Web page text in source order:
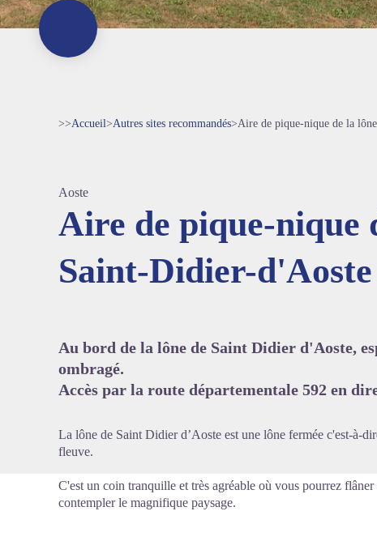
Voir
>>Accueil>Autres sites recommandés>Aire de pique-nique de la
Aoste
Aire de pique-nique
Saint-Didier-d'Aoste
Au bord de la lône de Saint Didier d'Aoste,
ombragé.
Accès par la route départementale 592 en
La lône de Saint Didier d’Aoste est une lône fermée c'est-à-
fleuve.
C'est un coin tranquille et très agréable où vous pourrez
contempler le magnifique paysage.